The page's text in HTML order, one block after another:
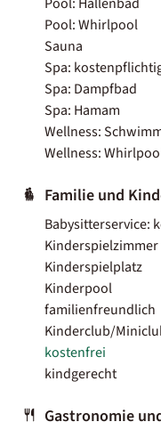
Pool: Whirlpool
Sauna
Spa:
Spa: Dampfbad
Spa: Hamam
Wellness:
Wellness:
Familie und
Babysitterservice:
Kinderspielzimmer
Kinderspielplatz
Kinderpool
familienfreundlich
Kinderclub/
kostenfrei
kindgerecht
Gastronomie